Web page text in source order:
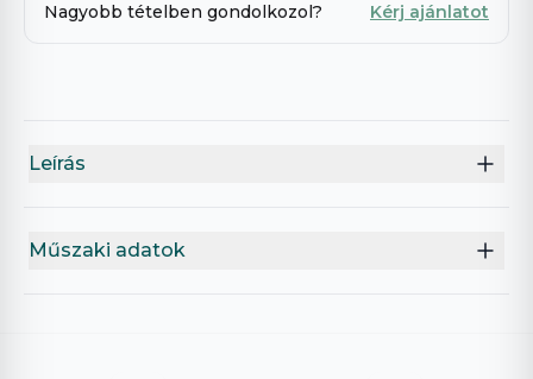
Nagyobb tételben gondolkozol? Kérj ajánlatot
Leírás
Műszaki adatok